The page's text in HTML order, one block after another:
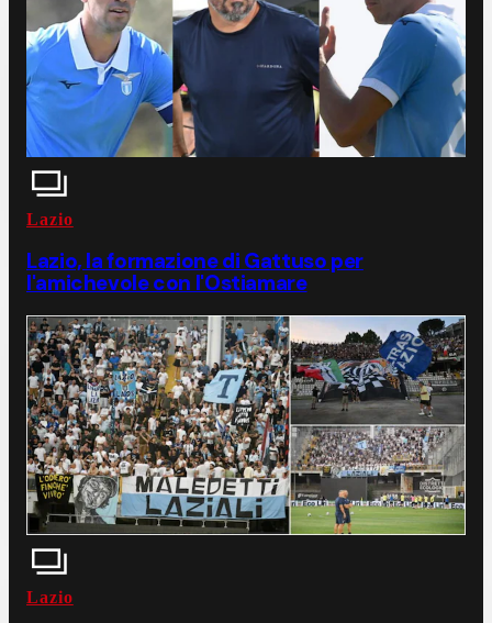
Lazio
Lazio, la formazione di Gattuso per
l'amichevole con l'Ostiamare
Lazio